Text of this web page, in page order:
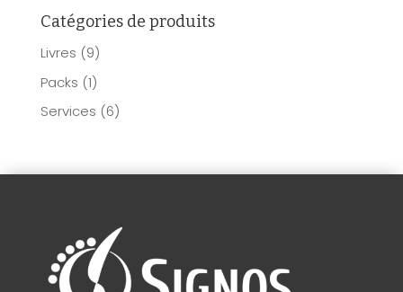
Catégories de produits
Livres (9)
Packs (1)
Services (6)